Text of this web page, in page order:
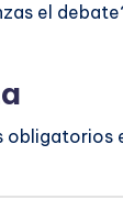
el
obligatorios